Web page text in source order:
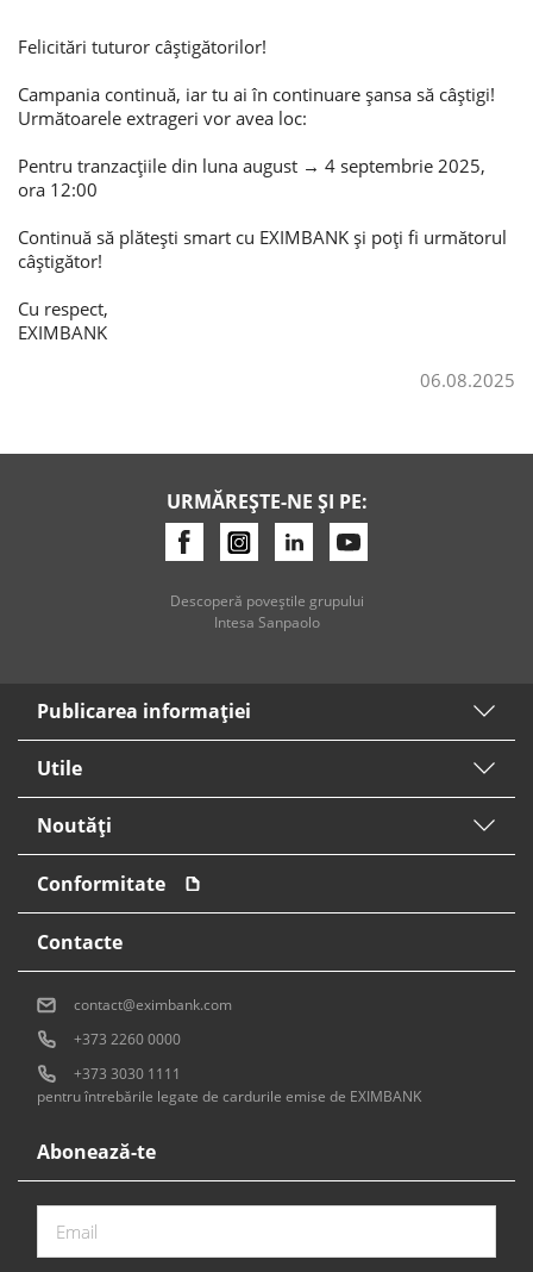
Felicitări tuturor câștigătorilor!
Campania continuă, iar tu ai în continuare șansa să câștigi!
Următoarele extrageri vor avea loc:
Pentru tranzacțiile din luna august → 4 septembrie 2025,
ora 12:00
Continuă să plătești smart cu EXIMBANK și poți fi următorul
câștigător!
Cu respect,
EXIMBANK
06.08.2025
URMĂREȘTE-NE ȘI PE:
Descoperă poveştile grupului
Intesa Sanpaolo
Publicarea informaţiei
Utile
Noutăți
Conformitate
Abonează-te
Contacte
contact@eximbank.com
+373 2260 0000
+373 3030 1111
pentru întrebările legate de cardurile emise de EXIMBANK